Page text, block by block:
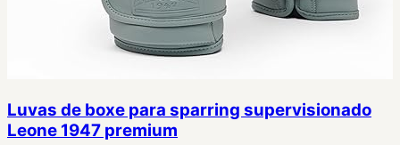
Luvas de boxe para sparring supervisionado
Leone 1947 premium